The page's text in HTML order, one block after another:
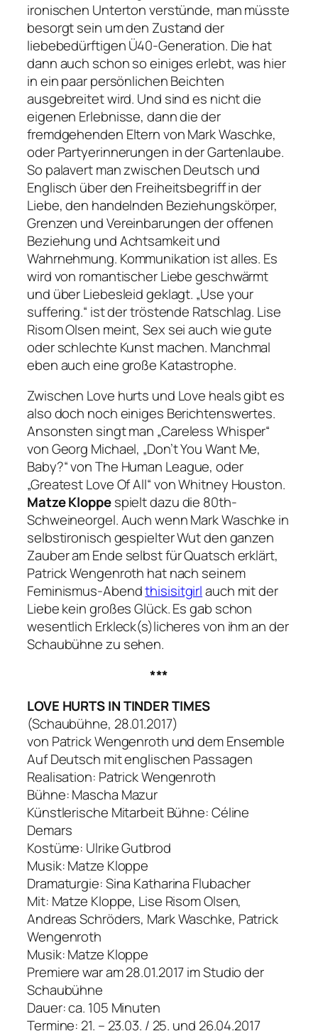
ironischen Unterton verstünde, man müsste
besorgt sein um den Zustand der
liebebedürftigen Ü40-Generation. Die hat
dann auch schon so einiges erlebt, was hier
in ein paar persönlichen Beichten
ausgebreitet wird. Und sind es nicht die
eigenen Erlebnisse, dann die der
fremdgehenden Eltern von Mark Waschke,
oder Partyerinnerungen in der Gartenlaube.
So palavert man zwischen Deutsch und
Englisch über den Freiheitsbegriff in der
Liebe, den handelnden Beziehungskörper,
Grenzen und Vereinbarungen der offenen
Beziehung und Achtsamkeit und
Wahrnehmung. Kommunikation ist alles. Es
wird von romantischer Liebe geschwärmt
und über Liebesleid geklagt. „Use your
suffering.“ ist der tröstende Ratschlag. Lise
Risom Olsen meint, Sex sei auch wie gute
oder schlechte Kunst machen. Manchmal
eben auch eine große Katastrophe.
Zwischen Love hurts und Love heals gibt es
also doch noch einiges Berichtenswertes.
Ansonsten singt man „Careless Whisper“
von Georg Michael, „Don’t You Want Me,
Baby?“von The Human League, oder
„Greatest Love Of All“von Whitney Houston.
Matze Kloppespielt dazu die 80th-
Schweineorgel. Auch wenn Mark Waschke in
selbstironisch gespielter Wut den ganzen
Zauber am Ende selbst für Quatsch erklärt,
Patrick Wengenroth hat nach seinem
Feminismus-Abendthisisitgirlauch mit der
Liebe kein großes Glück. Es gab schon
wesentlich Erkleck(s)licheres von ihm an der
Schaubühne zu sehen.
***
LOVE HURTS IN TINDER TIMES
(Schaubühne, 28.01.2017)
von Patrick Wengenroth und dem Ensemble
Auf Deutsch mit englischen Passagen
Realisation: Patrick Wengenroth
Bühne: Mascha Mazur
Künstlerische Mitarbeit Bühne: Céline
Demars
Kostüme: Ulrike Gutbrod
Musik: Matze Kloppe
Dramaturgie: Sina Katharina Flubacher
Mit: Matze Kloppe, Lise Risom Olsen,
Andreas Schröders, Mark Waschke, Patrick
Wengenroth
Musik: Matze Kloppe
Premiere war am 28.01.2017 im Studio der
Schaubühne
Dauer: ca. 105 Minuten
Termine: 21. – 23.03. / 25. und 26.04.2017